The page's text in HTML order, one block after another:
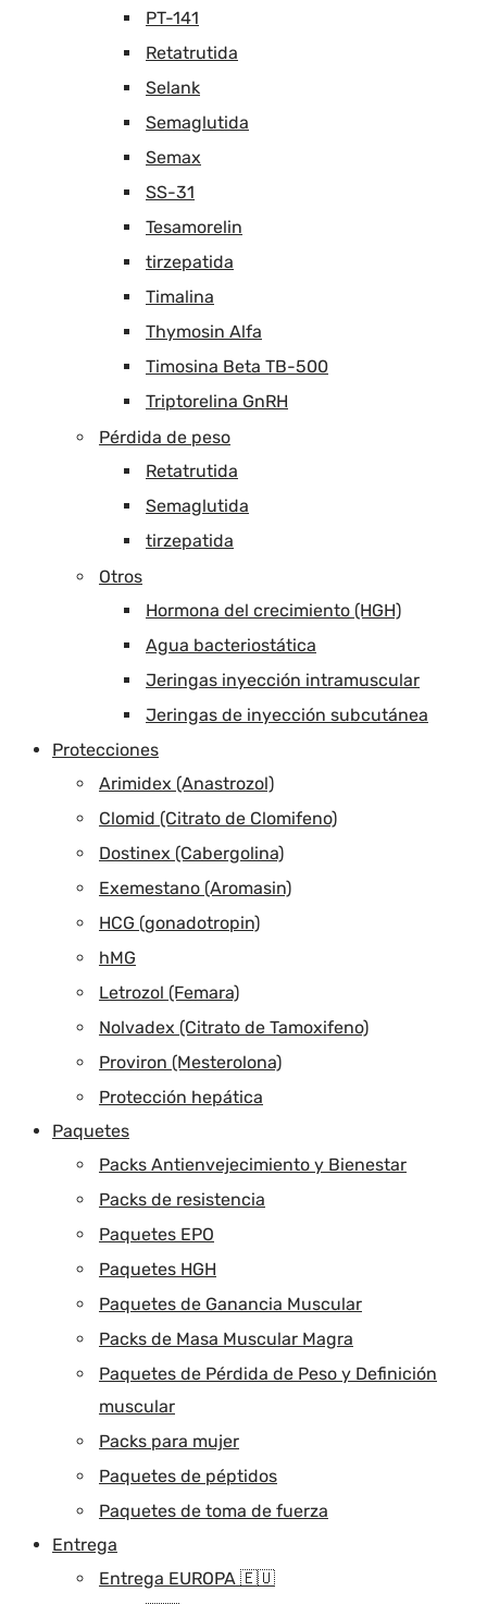
PT-141
Retatrutida
Selank
Semaglutida
Semax
SS-31
Tesamorelin
tirzepatida
Timalina
Thymosin Alfa
Timosina Beta TB-500
Triptorelina GnRH
Pérdida de peso
Retatrutida
Semaglutida
tirzepatida
Otros
Hormona del crecimiento (HGH)
Agua bacteriostática
Jeringas inyección intramuscular
Jeringas de inyección subcutánea
Protecciones
Arimidex (Anastrozol)
Clomid (Citrato de Clomifeno)
Dostinex (Cabergolina)
Exemestano (Aromasin)
HCG (gonadotropin)
hMG
Letrozol (Femara)
Nolvadex (Citrato de Tamoxifeno)
Proviron (Mesterolona)
Protección hepática
Paquetes
Packs Antienvejecimiento y Bienestar
Packs de resistencia
Paquetes EPO
Paquetes HGH
Paquetes de Ganancia Muscular
Packs de Masa Muscular Magra
Paquetes de Pérdida de Peso y Definición
muscular
Packs para mujer
Paquetes de péptidos
Paquetes de toma de fuerza
Entrega
Entrega EUROPA 🇪🇺